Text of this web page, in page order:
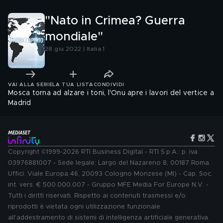
"Nato in Crimea? Guerra
mondiale"
28 giu 2022 | Italia 1
VAI ALLA SERIE LA TUA LISTA CONDIVIDI
Mosca torna ad alzare i toni, l'Onu apre i lavori del vertice a
Madrid
Copyright ©1999-2026 RTI Business Digital - RTI S.p.A.: p. iva
03976881007 - Sede legale: Largo del Nazareno 8, 00187 Roma.
Uffici: Viale Europa 46, 20093 Cologno Monzese (MI) - Cap. Soc.
int. vers. € 500.000.007 - Gruppo MFE Media For Europe N.V. -
Tutti i diritti riservati. Rispetto ai contenuti trasmessi e/o
riprodotti è vietata ogni utilizzazione funzionale
all'addestramento di sistemi di intelligenza artificiale generativa.